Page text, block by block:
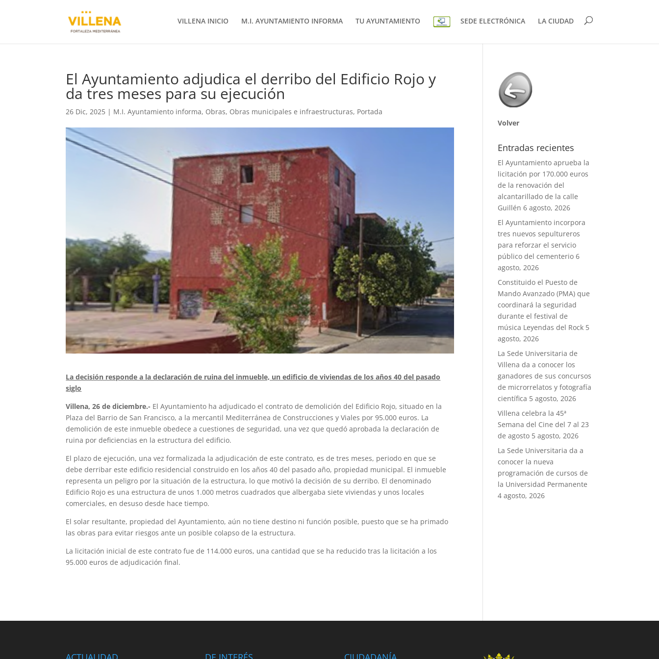
VILLENA INICIO M.I. AYUNTAMIENTO INFORMA TU AYUNTAMIENTO SEDE ELECTRÓNICA LA CIUDAD
El Ayuntamiento adjudica el derribo del Edificio Rojo y
da tres meses para su ejecución
26 Dic, 2025 | M.I. Ayuntamiento informa, Obras, Obras municipales e infraestructuras, Portada
La decisión responde a la declaración de ruina del inmueble, un edificio de viviendas de los años 40 del pasado
siglo
Villena, 26 de diciembre.- El Ayuntamiento ha adjudicado el contrato de demolición del Edificio Rojo, situado en la
Plaza del Barrio de San Francisco, a la mercantil Mediterránea de Construcciones y Viales por 95.000 euros. La
demolición de este inmueble obedece a cuestiones de seguridad, una vez que quedó aprobada la declaración de
ruina por deficiencias en la estructura del edificio.
El plazo de ejecución, una vez formalizada la adjudicación de este contrato, es de tres meses, periodo en que se
debe derribar este edificio residencial construido en los años 40 del pasado año, propiedad municipal. El inmueble
representa un peligro por la situación de la estructura, lo que motivó la decisión de su derribo. El denominado
Edificio Rojo es una estructura de unos 1.000 metros cuadrados que albergaba siete viviendas y unos locales
comerciales, en desuso desde hace tiempo.
El solar resultante, propiedad del Ayuntamiento, aún no tiene destino ni función posible, puesto que se ha primado
las obras para evitar riesgos ante un posible colapso de la estructura.
La licitación inicial de este contrato fue de 114.000 euros, una cantidad que se ha reducido tras la licitación a los
95.000 euros de adjudicación final.
Volver
Entradas recientes
El Ayuntamiento aprueba la
licitación por 170.000 euros
de la renovación del
alcantarillado de la calle
Guillén 6 agosto, 2026
El Ayuntamiento incorpora
tres nuevos sepultureros
para reforzar el servicio
público del cementerio 6
agosto, 2026
Constituido el Puesto de
Mando Avanzado (PMA) que
coordinará la seguridad
durante el festival de
música Leyendas del Rock 5
agosto, 2026
La Sede Universitaria de
Villena da a conocer los
ganadores de sus concursos
de microrrelatos y fotografía
científica 5 agosto, 2026
Villena celebra la 45ª
Semana del Cine del 7 al 23
de agosto 5 agosto, 2026
La Sede Universitaria da a
conocer la nueva
programación de cursos de
la Universidad Permanente
4 agosto, 2026